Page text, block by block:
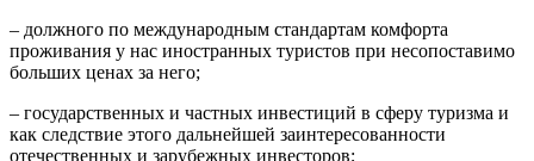
– должного по международным стандартам комфорта
проживания у нас иностранных туристов при несопоставимо
больших ценах за него;
– государственных и частных инвестиций в сферу туризма и
как следствие этого дальнейшей заинтересованности
отечественных и зарубежных инвесторов;